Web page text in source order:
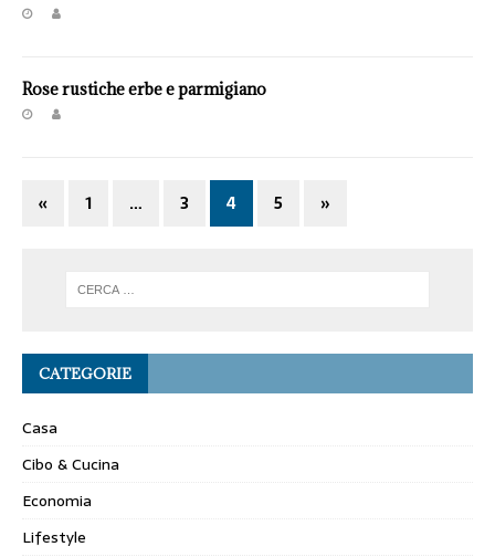
Rose rustiche erbe e parmigiano
« 1 … 3 4 5 »
CATEGORIE
Casa
Cibo & Cucina
Economia
Lifestyle